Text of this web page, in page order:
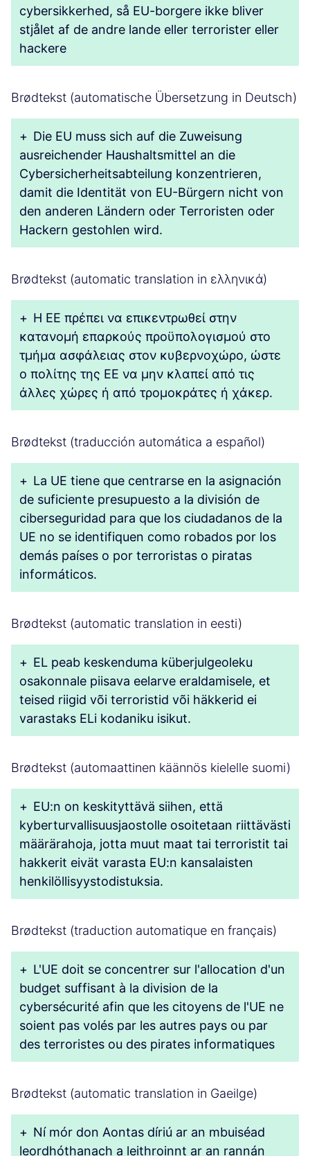
cybersikkerhed, så EU-borgere ikke bliver
stjålet af de andre lande eller terrorister eller
hackere
Brødtekst (automatische Übersetzung in Deutsch)
+ Die EU muss sich auf die Zuweisung
ausreichender Haushaltsmittel an die
Cybersicherheitsabteilung konzentrieren,
damit die Identität von EU-Bürgern nicht von
den anderen Ländern oder Terroristen oder
Hackern gestohlen wird.
Brødtekst (automatic translation in ελληνικά)
+ Η ΕΕ πρέπει να επικεντρωθεί στην
κατανομή επαρκούς προϋπολογισμού στο
τμήμα ασφάλειας στον κυβερνοχώρο, ώστε
ο πολίτης της ΕΕ να μην κλαπεί από τις
άλλες χώρες ή από τρομοκράτες ή χάκερ.
Brødtekst (traducción automática a español)
+ La UE tiene que centrarse en la asignación
de suficiente presupuesto a la división de
ciberseguridad para que los ciudadanos de la
UE no se identifiquen como robados por los
demás países o por terroristas o piratas
informáticos.
Brødtekst (automatic translation in eesti)
+ EL peab keskenduma küberjulgeoleku
osakonnale piisava eelarve eraldamisele, et
teised riigid või terroristid või häkkerid ei
varastaks ELi kodaniku isikut.
Brødtekst (automaattinen käännös kielelle suomi)
+ EU:n on keskityttävä siihen, että
kyberturvallisuusjaostolle osoitetaan riittävästi
määrärahoja, jotta muut maat tai terroristit tai
hakkerit eivät varasta EU:n kansalaisten
henkilöllisyystodistuksia.
Brødtekst (traduction automatique en français)
+ L'UE doit se concentrer sur l'allocation d'un
budget suffisant à la division de la
cybersécurité afin que les citoyens de l'UE ne
soient pas volés par les autres pays ou par
des terroristes ou des pirates informatiques
Brødtekst (automatic translation in Gaeilge)
+ Ní mór don Aontas díriú ar an mbuiséad
leordhóthanach a leithroinnt ar an rannán